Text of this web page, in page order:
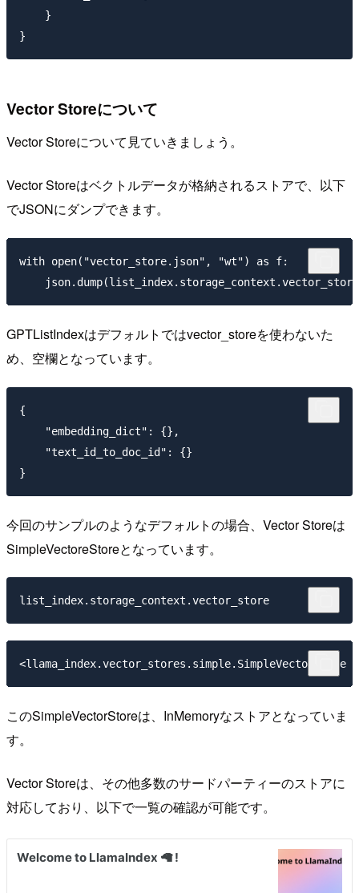
    }
Vector Storeについて
Vector Storeについて見ていきましょう。
Vector Storeはベクトルデータが格納されるストアで、以下
でJSONにダンプできます。
with open("vector_store.json", "wt") as f:
GPTListIndexはデフォルトではvector_storeを使わないた
め、空欄となっています。
{
    "embedding_dict": {},
    "text_id_to_doc_id": {}
今回のサンプルのようなデフォルトの場合、Vector Storeは
SimpleVectoreStoreとなっています。
このSimpleVectorStoreは、InMemoryなストアとなっていま
す。
Vector Storeは、その他多数のサードパーティーのストアに
対応しており、以下で一覧の確認が可能です。